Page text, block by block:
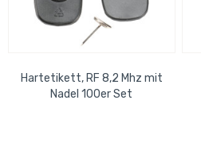
Hartetikett, RF 8,2 Mhz mit
Nadel 100er Set